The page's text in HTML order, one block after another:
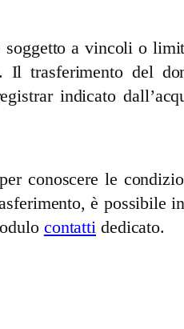
soggetto a vincoli o
Il trasferimento del
indicato
conoscere le
è possibile
contatti dedicato.